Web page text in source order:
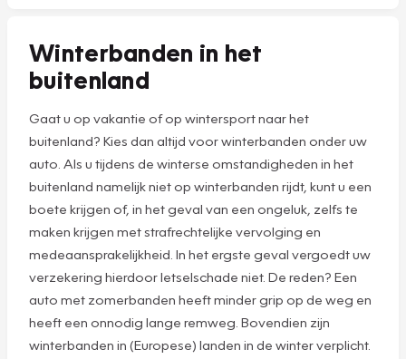
Winterbanden in het
buitenland
Gaat u op vakantie of op wintersport naar het
buitenland? Kies dan altijd voor winterbanden onder uw
auto. Als u tijdens de winterse omstandigheden in het
buitenland namelijk niet op winterbanden rijdt, kunt u een
boete krijgen of, in het geval van een ongeluk, zelfs te
maken krijgen met strafrechtelijke vervolging en
medeaansprakelijkheid. In het ergste geval vergoedt uw
verzekering hierdoor letselschade niet. De reden? Een
auto met zomerbanden heeft minder grip op de weg en
heeft een onnodig lange remweg. Bovendien zijn
winterbanden in (Europese) landen in de winter verplicht.